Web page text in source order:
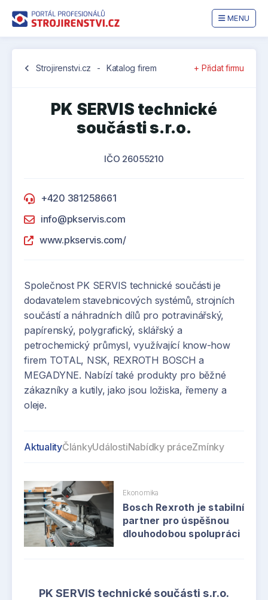
MENU
chevron_left Strojirenstvi.cz - Katalog firem + Přidat firmu
PK SERVIS technické
součásti s.r.o.
IČO 26055210
+420 381258661
info@pkservis.com
www.pkservis.com/
Společnost PK SERVIS technické součásti je
dodavatelem stavebnicových systémů, strojních
součástí a náhradních dílů pro potravinářský,
papírenský, polygrafický, sklářský a
petrochemický průmysl, využívající know-how
firem TOTAL, NSK, REXROTH BOSCH a
MEGADYNE. Nabízí také produkty pro běžné
zákazníky a kutily, jako jsou ložiska, řemeny a
oleje.
AktualityČlánkyUdálostiNabídky práceZmínky
Ekonomika
Bosch Rexroth je stabilní
partner pro úspěšnou
dlouhodobou spolupráci
PK SERVIS technické součásti s.r.o.